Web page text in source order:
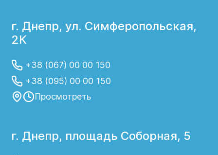
г. Днепр, ул. Симферопольская,
2К
+38 (067) 00 00 150
+38 (095) 00 00 150
Просмотреть
г. Днепр, площадь Соборная, 5